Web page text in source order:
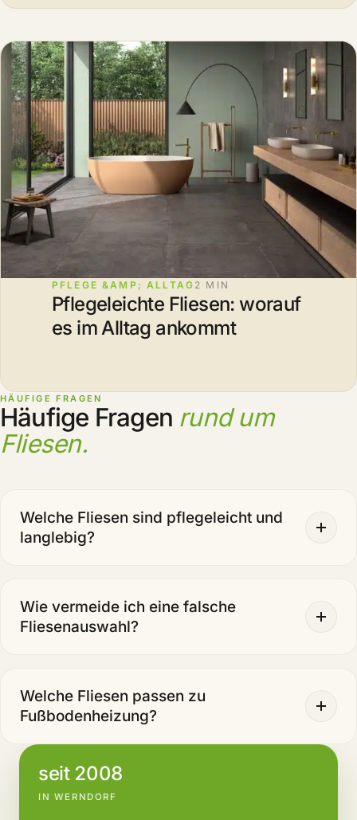
PFLEGE &AMP; ALLTAG 2 MIN
Pflegeleichte Fliesen: worauf
es im Alltag ankommt
HÄUFIGE FRAGEN
Häufige Fragen rund um
Fliesen.
Welche Fliesen sind pflegeleicht und
langlebig?
Wie vermeide ich eine falsche
Fliesenauswahl?
Welche Fliesen passen zu
Fußbodenheizung?
seit 2008
IN WERNDORF